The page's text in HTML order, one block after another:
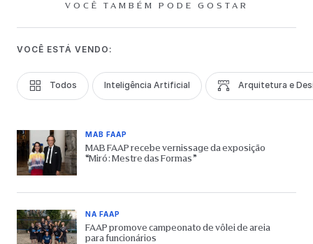
VOCÊ TAMBÉM PODE GOSTAR
VOCÊ ESTÁ VENDO:
Todos Inteligência Artificial Arquitetura e
MAB FAAP
MAB FAAP recebe vernissage da exposição
“Miró: Mestre das Formas”
NA FAAP
FAAP promove campeonato de vôlei de areia
para funcionários